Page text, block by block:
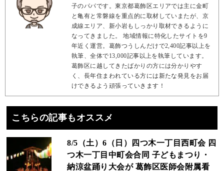
子のパパです。東京都葛飾区エリアでは主に金町
と亀有と常磐線を重点的に取材していまたが、京
成線エリア、新小岩もしっかり取材できるように
なってきました。 地域情報に特化したサイトを9
年近く運営。葛飾つうしんだけで2,400記事以上を
執筆、全体で13,000記事以上を執筆しています。
葛飾区に越してきたばかりの方には分かりやす
く、長年住まわれている方には新たな発見をお届
けできるよう頑張っていきます！
こちらの記事もオススメ
8/5（土）6（日）四つ木一丁目西町会 四
つ木一丁目中町会合同 子どもまつり・
納涼盆踊り大会が 葛飾区医師会附属看